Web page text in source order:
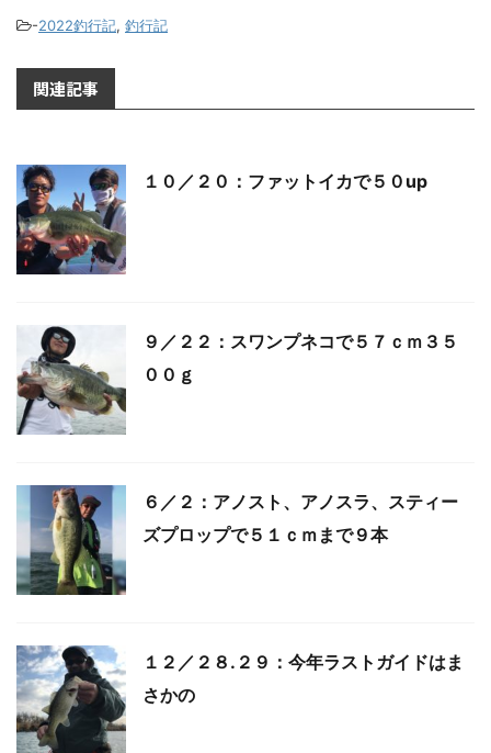
-2022釣行記, 釣行記
関連記事
１０／２０：ファットイカで５０up
９／２２：スワンプネコで５７ｃｍ３５
００ｇ
６／２：アノスト、アノスラ、スティー
ズプロップで５１ｃｍまで９本
１２／２８.２９：今年ラストガイドはま
さかの